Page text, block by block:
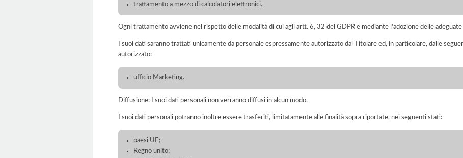
trattamento a mezzo di calcolatori elettronici.
Ogni trattamento avviene nel rispetto delle modalità di cui agli artt. 6, 32 del GDPR e mediante l'adozione delle
I suoi dati saranno trattati unicamente da personale espressamente autorizzato dal Titolare ed, in particolare, dalle
autorizzato:
ufficio Marketing.
Diffusione: I suoi dati personali non verranno diffusi in alcun modo.
I suoi dati personali potranno inoltre essere trasferiti, limitatamente alle finalità sopra riportate, nei seguenti stati:
paesi UE;
Regno unito;